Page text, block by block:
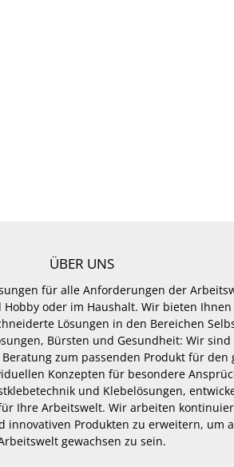
ÜBER UNS
für alle Anforderungen der
oder im Haushalt. Wir bieten
Lösungen in den Bereichen
Bürsten und Gesundheit: Wir
zum passenden Produkt für den
Konzepten für besondere
und Klebelösungen,
Ihre Arbeitswelt. Wir arbeiten
innovativen Produkten zu erweitern, um
gewachsen zu sein.